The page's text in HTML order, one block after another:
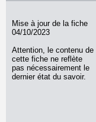
Mise à jour de la fiche
04/10/2023
Attention, le contenu de
cette fiche ne reflète
pas nécessairement le
dernier état du savoir.